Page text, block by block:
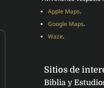
Apple Maps.
Google Maps.
Waze.
Sitios de
Biblia y